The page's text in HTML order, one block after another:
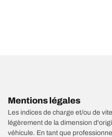
Mentions légales
Les indices de charge et/ou de
légèrement de la dimension
véhicule. En tant que